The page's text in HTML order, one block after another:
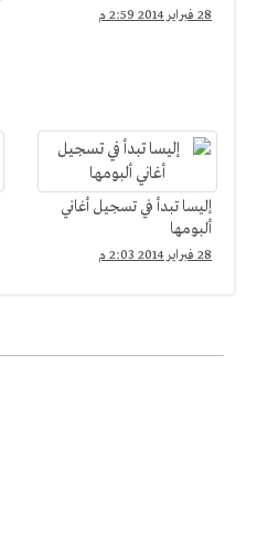
28 فبراير 2014 2:59 م
إليسا تبدأ في تسجيل أغاني
ألبومها
28 فبراير 2014 2:03 م